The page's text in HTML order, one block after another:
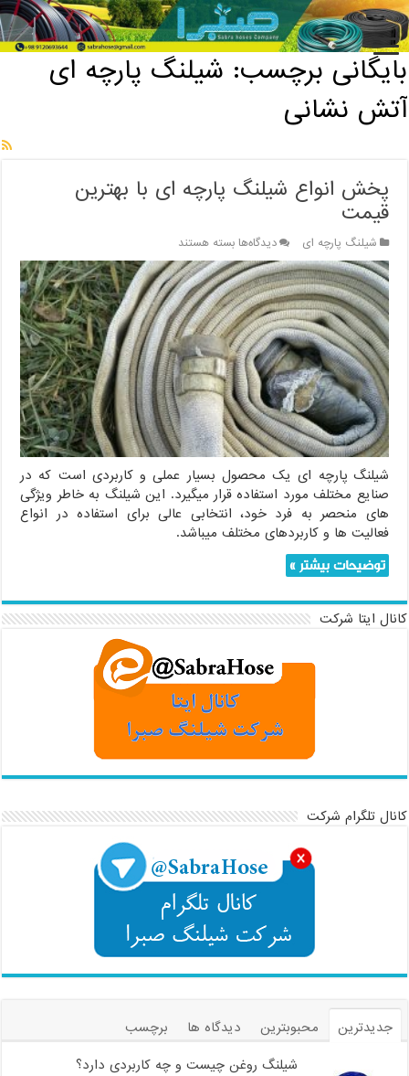
خانه / بایگانی برچسب: شیلنگ پارچه ای آتش نشانی
بایگانی برچسب: شیلنگ پارچه ای
آتش نشانی
پخش انواع شیلنگ پارچه ای با بهترین
قیمت
شیلنگ پارچه ای دیدگاه‌هابرای
پخش
انواع
شیلنگ
پارچه
ای
با
بهترین
قیمت
بسته هستند
شیلنگ پارچه ای یک محصول بسیار عملی و کاربردی است که در
صنایع مختلف مورد استفاده قرار میگیرد. این شیلنگ به خاطر ویژگی
های منحصر به فرد خود، انتخابی عالی برای استفاده در انواع
فعالیت ها و کاربردهای مختلف میباشد.
توضیحات بیشتر »
کانال ایتا شرکت
کانال تلگرام شرکت
جدیدترین محبوبترین دیدگاه ها
برچسب
شیلنگ روغن چیست و چه کاربردی دارد؟